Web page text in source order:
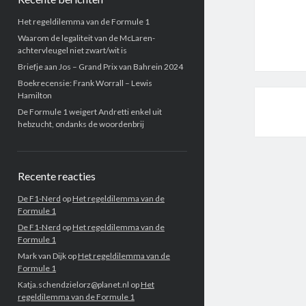
Het regeldilemma van de Formule 1
Waarom de legaliteit van de McLaren-
achtervleugel niet zwart/wit is
Briefje aan Jos – Grand Prix van Bahrein 2024
Boekrecensie: Frank Worrall – Lewis
Hamilton
De Formule 1 weigert Andretti enkel uit
hebzucht, ondanks de woordenbrij
Recente reacties
De F1-Nerd op Het regeldilemma van de
Formule 1
De F1-Nerd op Het regeldilemma van de
Formule 1
Mark van Dijkop Het regeldilemma van de
Formule 1
Katja.schendzielorz@planet.nl op Het
regeldilemma van de Formule 1